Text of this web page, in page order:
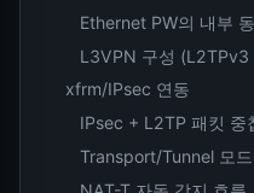
Ethernet PW의 내부
L3VPN 구성 (L2TPv3
xfrm/IPsec 연동
IPsec + L2TP 패킷 중
Transport/Tunnel 모